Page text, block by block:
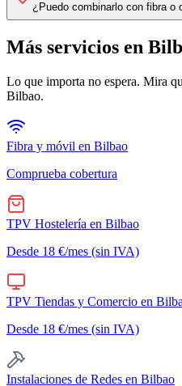
¿Puedo combinarlo con fibra o
Más servicios en
Lo que importa no espera. Mira
Bilbao.
Fibra y móvil en Bilbao
Comprueba cobertura
TPV Hostelería en Bilbao
Desde 18 €/mes (sin IVA)
TPV Tiendas y Comercio en
Desde 18 €/mes (sin IVA)
Instalaciones de Redes en Bilbao